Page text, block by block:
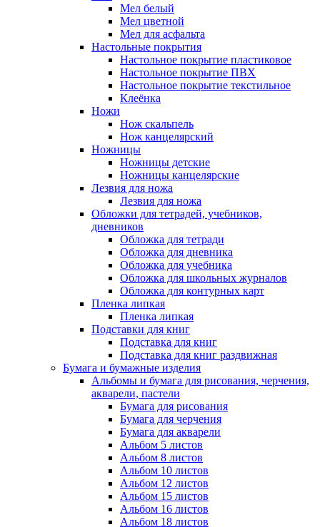
Мел белый
Мел цветной
Мел для асфальта
Настольные покрытия
Настольное покрытие пластиковое
Настольное покрытие ПВХ
Настольное покрытие текстильное
Клеёнка
Ножи
Нож скальпель
Нож канцелярский
Ножницы
Ножницы детские
Ножницы канцелярские
Лезвия для ножа
Лезвия для ножа
Обложки для тетрадей, учебников,
дневников
Обложка для тетради
Обложка для дневника
Обложка для учебника
Обложка для школьных журналов
Обложка для контурных карт
Пленка липкая
Пленка липкая
Подставки для книг
Подставка для книг
Подставка для книг раздвижная
Бумага и бумажные изделия
Альбомы и бумага для рисования, черчения,
акварели, пастели
Бумага для рисования
Бумага для черчения
Бумага для акварели
Альбом 5 листов
Альбом 8 листов
Альбом 10 листов
Альбом 12 листов
Альбом 15 листов
Альбом 16 листов
Альбом 18 листов